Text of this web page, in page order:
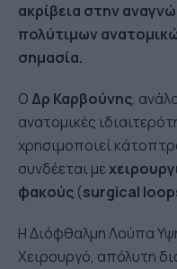
ακρίβεια στην
πολύτιμων
σημασία.
Ο Δρ Καρβούνης,
ανατομικές
χρησιμοποιεί
συνδέεται με
φακούς (surgical
Η Διόφθαλμη Λούπα
Χειρουργό, απόλυτη